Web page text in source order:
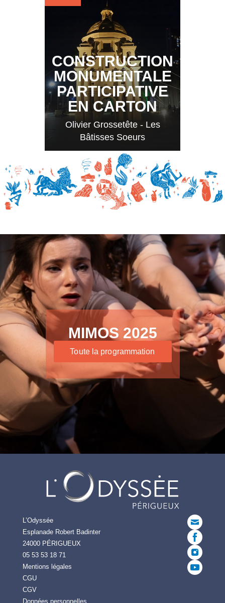
CONSTRUCTION
MONUMENTALE
PARTICIPATIVE
EN CARTON
Olivier Grossetête - Les
Bâtisses Soeurs
MIMOS 2025
Toute la programmation
L’Odyssée
Esplanade Robert Badinter
24000 PÉRIGUEUX
05 53 53 18 71
Mentions légales
CGU
CGV
Données personnelles